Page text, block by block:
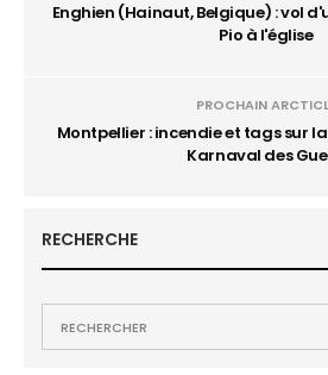
Enghien (Hainaut, Belgique) : vol
Pio à l'église
PROCHAIN
Montpellier : incendie et tags sur
Karnaval des
RECHERCHE